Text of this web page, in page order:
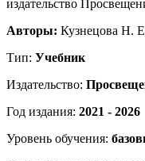
Авторы: Кузнецова Н.
Тип: Учебник
Издательство:
Год издания: 2021 - 2026
Уровень обучения: